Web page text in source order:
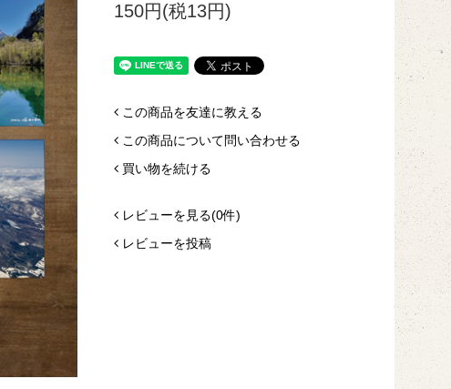
150円(税13円)
この商品を友達に教える
この商品について問い合わせる
買い物を続ける
レビューを見る(0件)
レビューを投稿